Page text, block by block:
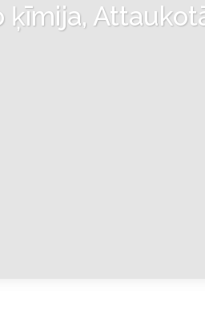
ķīmija,